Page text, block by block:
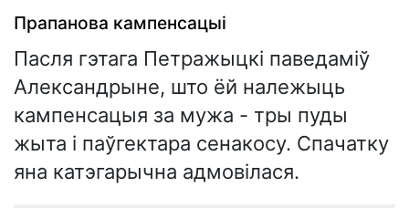
Прапанова кампенсацыі
Пасля гэтага Петражыцкі паведаміў
Александрыне, што ёй належыць
кампенсацыя за мужа - тры пуды
жыта і паўгектара сенакосу. Спачатку
яна катэгарычна адмовілася.